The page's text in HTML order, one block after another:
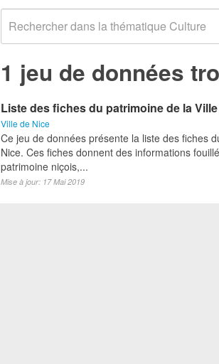
1 jeu de données
Liste des fiches du patrimoine de la
Ville de Nice
Ce jeu de données présente la liste des fiches
Nice. Ces fiches donnent des informations
patrimoine niçois,...
Mise à jour: 17 Mai 2019